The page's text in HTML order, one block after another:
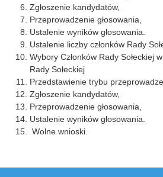
Zgłoszenie kandydatów,
Przeprowadzenie głosowania,
Ustalenie wyników głosowania.
Ustalenie liczby członków Rady
Wybory Członków Rady Sołeckiej
Rady Sołeckiej
Przedstawienie trybu
Zgłoszenie kandydatów,
Przeprowadzenie głosowania,
Ustalenie wyników głosowania.
Wolne wnioski.